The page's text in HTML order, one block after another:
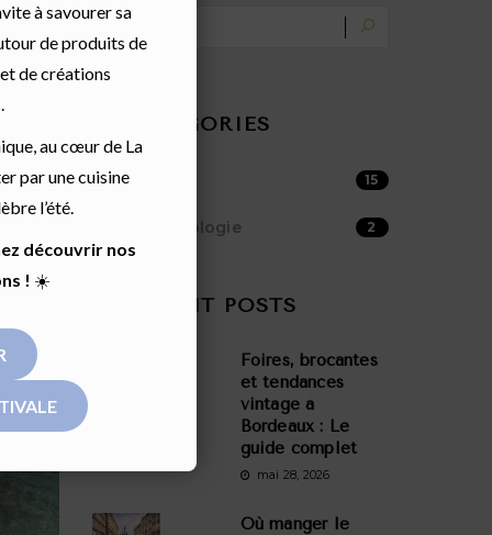
CATEGORIES
Actualités 15
Hotel La Zoologie 2
RECENT POSTS
Foires, brocantes
et tendances
vintage à
Bordeaux : Le
guide complet
mai 28, 2026
Où manger le
à savourer sa
de produits de
de créations
au cœur de La
par une cuisine
l’été.
découvrir nos
! ☀️